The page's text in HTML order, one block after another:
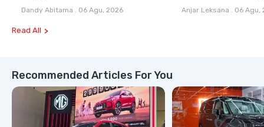
Antara All Terrain dan Mud
Dandy Abitama 06 Agu, 2026
Harga Mulai
Anjar Leksana 06 Agu,
Read All
Recommended Articles For You